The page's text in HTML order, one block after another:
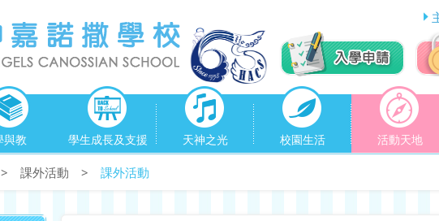
與教 學生成長及支援 天神之光 校園生活 活動天地
> 課外活動 > 課外活動